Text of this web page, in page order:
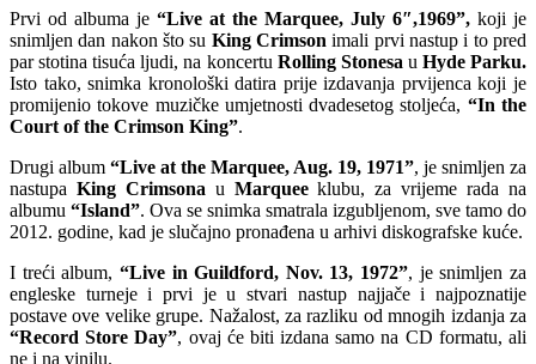
Prvi od albuma je “Live at the Marquee, July 6″,1969”, koji je
snimljen dan nakon što su King Crimson imali prvi nastup i to pred
par stotina tisuća ljudi, na koncertu Rolling Stonesa u Hyde Parku.
Isto tako, snimka kronološki datira prije izdavanja prvijenca koji je
promijenio tokove muzičke umjetnosti dvadesetog stoljeća, “In the
Court of the Crimson King”.
Drugi album “Live at the Marquee, Aug. 19, 1971”, je snimljen za
nastupa King Crimsona u Marqueeklubu, za vrijeme rada na
albumu “Island”. Ova se snimka smatrala izgubljenom, sve tamo do
2012. godine, kad je slučajno pronađena u arhivi diskografske kuće.
I treći album, “Live in Guildford, Nov. 13, 1972”, je snimljen za
engleske turneje i prvi je u stvari nastup najjače i najpoznatije
postave ove velike grupe. Nažalost, za razliku od mnogih izdanja za
“Record Store Day”, ovaj će biti izdana samo na CD formatu, ali
ne i na vinilu.